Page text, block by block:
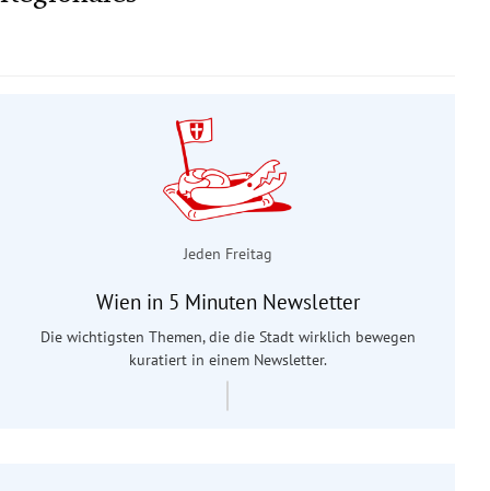
Jeden Freitag
Wien in 5 Minuten Newsletter
Die wichtigsten Themen, die die Stadt wirklich bewegen
kuratiert in einem Newsletter.